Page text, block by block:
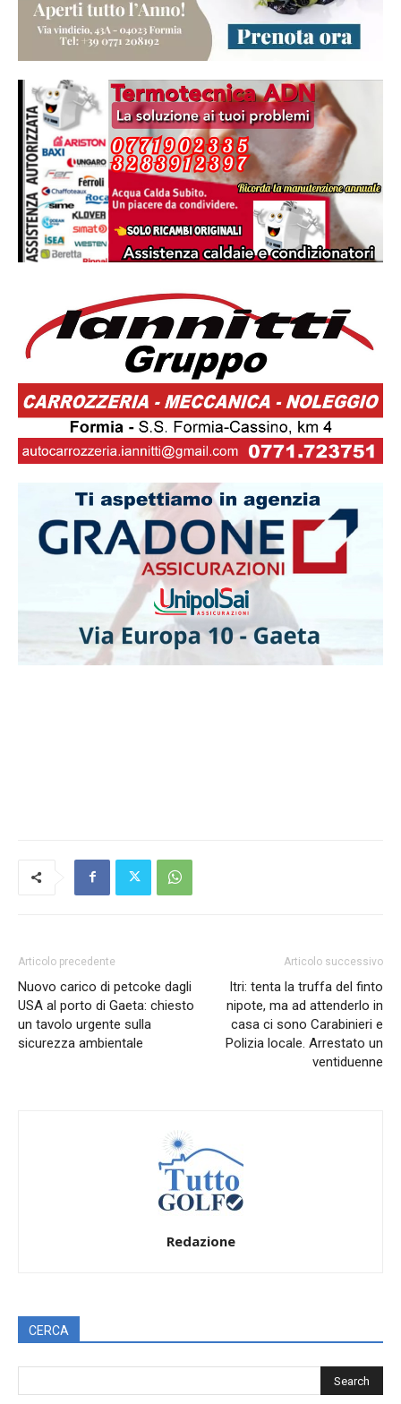
Articolo precedente
Nuovo carico di petcoke dagli
USA al porto di Gaeta: chiesto
un tavolo urgente sulla
sicurezza ambientale
Articolo successivo
Itri: tenta la truffa del finto
nipote, ma ad attenderlo in
casa ci sono Carabinieri e
Polizia locale. Arrestato un
ventiduenne
Redazione
CERCA